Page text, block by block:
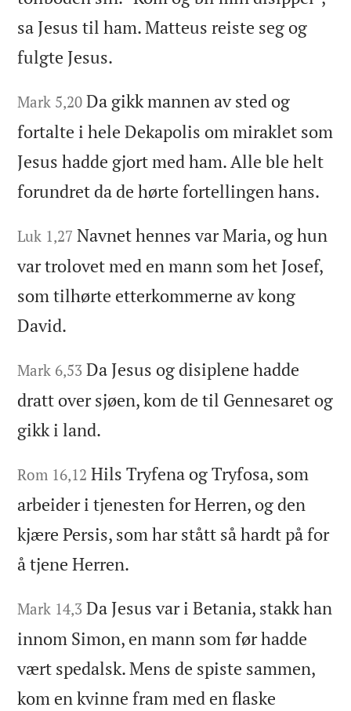
sa Jesus til ham. Matteus reiste seg og
fulgte Jesus.
Mark 5,20 Da gikk mannen av sted og
fortalte i hele Dekapolis om miraklet som
Jesus hadde gjort med ham. Alle ble helt
forundret da de hørte fortellingen hans.
Luk 1,27 Navnet hennes var Maria, og hun
var trolovet med en mann som het Josef,
som tilhørte etterkommerne av kong
David.
Mark 6,53 Da Jesus og disiplene hadde
dratt over sjøen, kom de til Gennesaret og
gikk i land.
Rom 16,12 Hils Tryfena og Tryfosa, som
arbeider i tjenesten for Herren, og den
kjære Persis, som har stått så hardt på for
å tjene Herren.
Mark 14,3 Da Jesus var i Betania, stakk han
innom Simon, en mann som før hadde
vært spedalsk. Mens de spiste sammen,
kom en kvinne fram med en flaske